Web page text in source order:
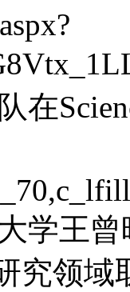
在
学王
究领